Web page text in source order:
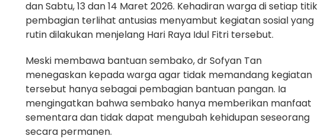
dan Sabtu, 13 dan 14 Maret 2026. Kehadiran warga di setiap titik
pembagian terlihat antusias menyambut kegiatan sosial yang
rutin dilakukan menjelang Hari Raya Idul Fitri tersebut.
Meski membawa bantuan sembako, dr Sofyan Tan
menegaskan kepada warga agar tidak memandang kegiatan
tersebut hanya sebagai pembagian bantuan pangan. Ia
mengingatkan bahwa sembako hanya memberikan manfaat
sementara dan tidak dapat mengubah kehidupan seseorang
secara permanen.